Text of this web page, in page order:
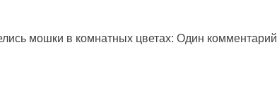
мошки в комнатных цветах: Один комментарий